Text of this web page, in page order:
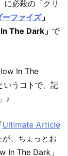
に必殺の「クリ
ーファイズ」
The Dark」 で
In The
いうコトで、記
♪
Ultimate Article
、ちょっとお
In The Dark」